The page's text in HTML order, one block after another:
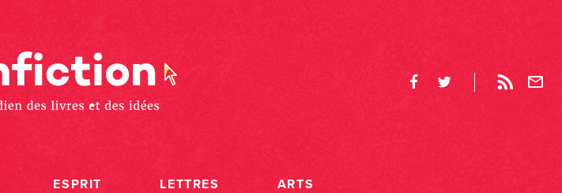
ESPRIT LETTRES ARTS